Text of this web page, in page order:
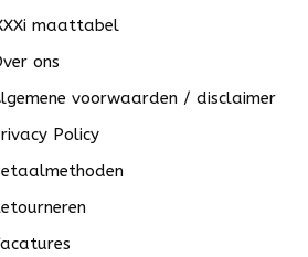
maattabel
ons
voorwaarden / disclaimer
Policy